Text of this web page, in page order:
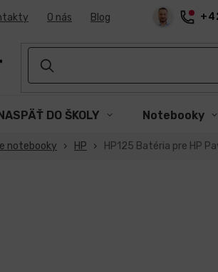
O nás Blog
DO ŠKOLY Notebooky
notebooky HP HP125 Batéria pre HP